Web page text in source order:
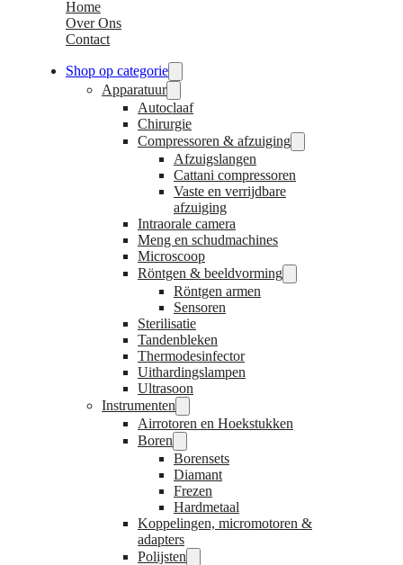
Home
Over Ons
Contact
Shop op categorie
Apparatuur
Autoclaaf
Chirurgie
Compressoren & afzuiging
Afzuigslangen
Cattani compressoren
Vaste en verrijdbare
afzuiging
Intraorale camera
Meng en schudmachines
Microscoop
Röntgen & beeldvorming
Röntgen armen
Sensoren
Sterilisatie
Tandenbleken
Thermodesinfector
Uithardingslampen
Ultrasoon
Instrumenten
Airrotoren en Hoekstukken
Boren
Borensets
Diamant
Frezen
Hardmetaal
Koppelingen, micromotoren &
adapters
Polijsten